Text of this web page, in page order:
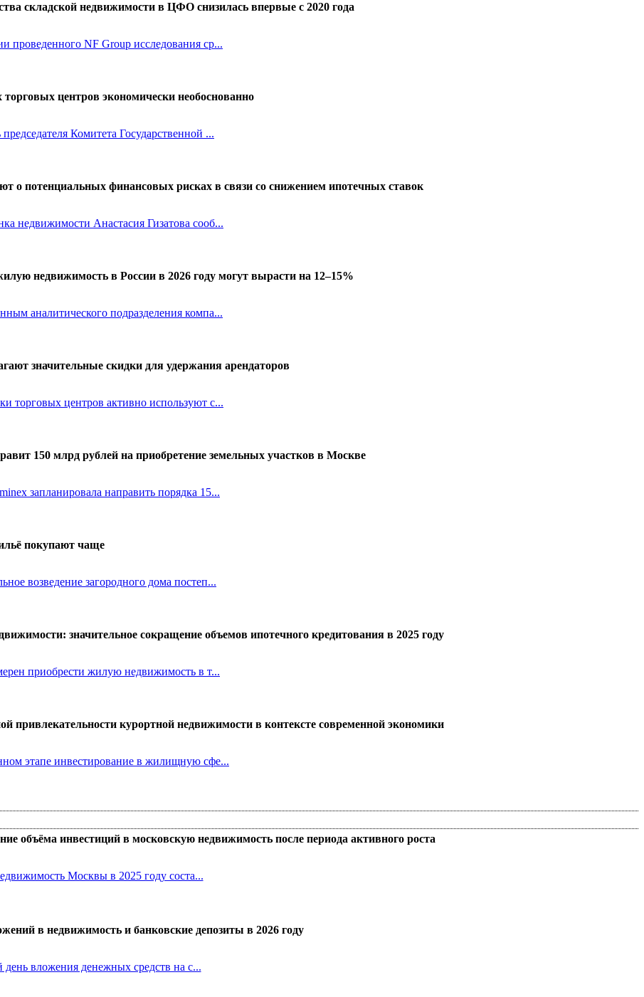
складской недвижимости в ЦФО снизилась впервые с 2020 года
проведенного NF Group исследования ср...
центров экономически необоснованно
председателя Комитета Государственной ...
о потенциальных финансовых рисках в связи со снижением ипотечных ставок
недвижимости Анастасия Гизатова сооб...
недвижимость в России в 2026 году могут вырасти на 12–15%
аналитического подразделения компа...
значительные скидки для удержания арендаторов
торговых центров активно используют с...
150 млрд рублей на приобретение земельных участков в Москве
запланировала направить порядка 15...
покупают чаще
возведение загородного дома постеп...
значительное сокращение объемов ипотечного кредитования в 2025 году
приобрести жилую недвижимость в т...
привлекательности курортной недвижимости в контексте современной экономики
этапе инвестирование в жилищную сфе...
объёма инвестиций в московскую недвижимость после периода активного роста
Москвы в 2025 году соста...
в недвижимость и банковские депозиты в 2026 году
вложения денежных средств на с...